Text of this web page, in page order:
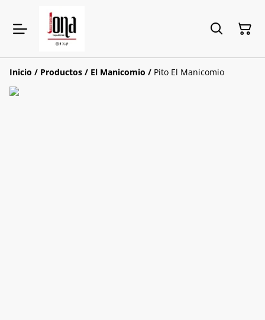
Inicio / Productos / El Manicomio / Pito El Manicomio